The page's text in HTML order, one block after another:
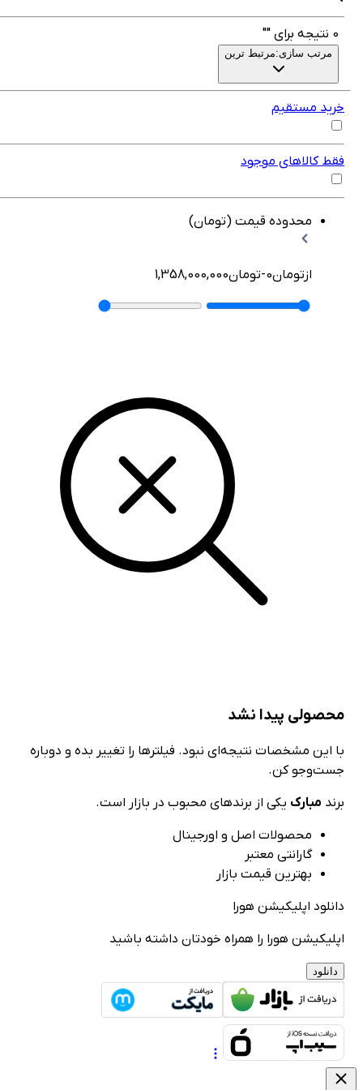
برای""
سازی:مرتبط ترین
مستقیم
کالاهای موجود
محدوده قیمت (تومان)
تومان0
-تومان1,358,000,000
پیدا نشد
مشخصات نتیجه‌ای نبود. فیلترها را تغییر بده و دوباره
کن.
مبارکیکی از برندهای محبوب در بازار است.
محصولات اصل و اورجینال
گارانتی معتبر
بهترین قیمت بازار
اپلیکیشن هورا
هورا را همراه خودتان داشته باشید